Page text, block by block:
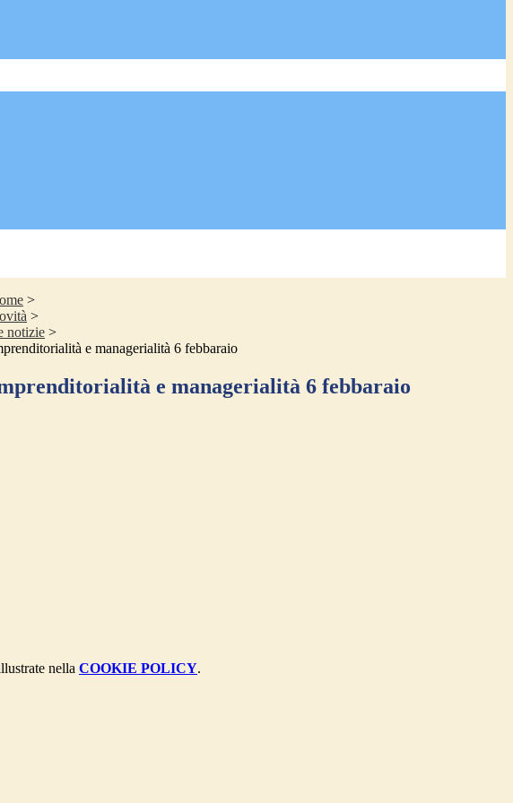
>
>
notizie >
e managerialità 6 febbaraio
e managerialità 6 febbaraio
nella COOKIE POLICY.